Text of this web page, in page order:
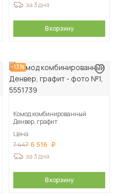
за 3 дня
В корзину
-13%
Комод комбинированный
Денвер, графит
Цена
7 447 6 516
за 3 дня
В корзину